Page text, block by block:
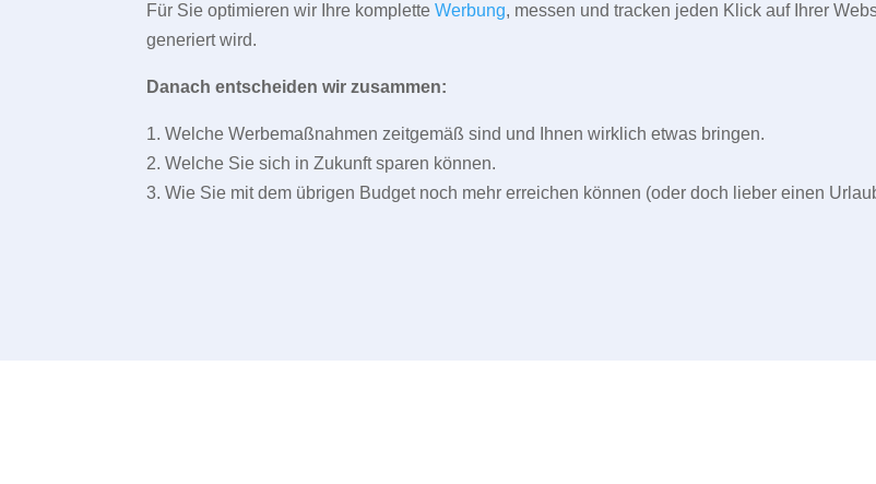
Für Sie optimieren wir Ihre kompletteWerbung, messen und tracken jeden Klick auf Ihrer
generiert wird.
Danach entscheiden wir zusammen:
1. Welche Werbemaßnahmen zeitgemäß sind und Ihnen wirklich etwas bringen.
2. Welche Sie sich in Zukunft sparen können.
3. Wie Sie mit dem übrigen Budget noch mehr erreichen können (oder doch lieber einen